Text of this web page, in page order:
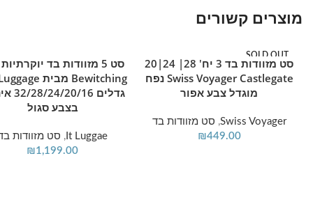
מוצרים קשורים
SOLD OUT
מידע נוסף
סט מזוודות בד 3 יח' 28| 24|20
Swiss Voyager Castlegate נפח
מוגדל צבע אפור
Swiss Voyager
, סט מזוודות בד
₪449.00
הוספה לסל
סט 5 מזוודות בד
גדלים
בצבע סגול
It Luggae
, סט מזוודות
₪1,199.00